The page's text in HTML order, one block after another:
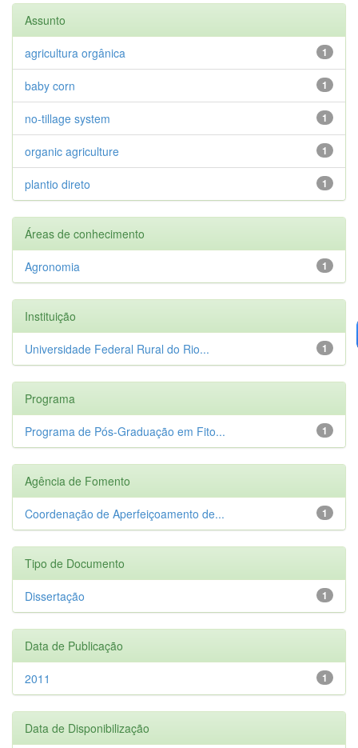
Assunto
1
agricultura orgânica
1
baby corn
1
no-tillage system
1
organic agriculture
1
plantio direto
Áreas de conhecimento
1
Agronomia
Instituição
1
Universidade Federal Rural do Rio...
Programa
1
Programa de Pós-Graduação em Fito...
Agência de Fomento
1
Coordenação de Aperfeiçoamento de...
Tipo de Documento
1
Dissertação
Data de Publicação
1
2011
Data de Disponibilização